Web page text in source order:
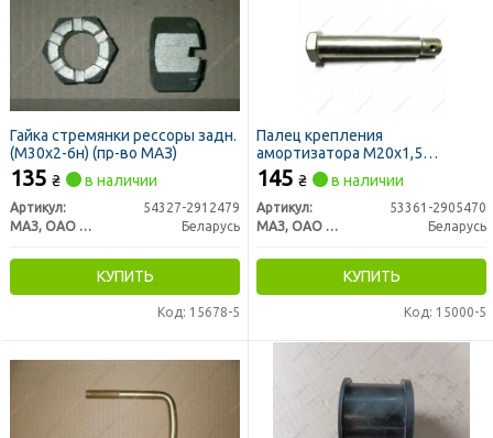
Гайка стремянки рессоры задн.
(М30х2-6н) (пр-во МАЗ)
135 ₴ в наличии
Артикул:
54327-2912479
МАЗ, ОАО «Минский автомобильный завод»
Беларусь
КУПИТЬ
Код: 15678-5
Палец крепления
амортизатора М20х1,5
(нижний) (пр-во МАЗ)
145 ₴ в наличии
Артикул:
53361-2905470
МАЗ, ОАО «Минский автомобильный завод»
Беларусь
КУПИТЬ
Код: 15000-5